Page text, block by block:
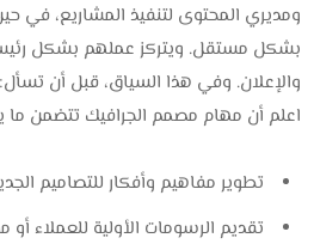
ومديري المحتوى لتنفيذ المشاريع، في
بشكل مستقل. ويتركز عملهم بشكل
والإعلان. وفي هذا السياق، قبل أن
اعلم أن مهام مصمم الجرافيك تتضمن ما
تطوير مفاهيم وأفكار للتصاميم
تقديم الرسومات الأولية للعملاء أو